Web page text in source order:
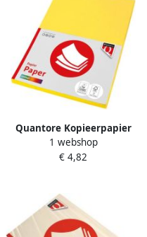
Quantore Kopieerpapier
Colour A4 120gr geel 100
vel
1 webshop
€ 4,82